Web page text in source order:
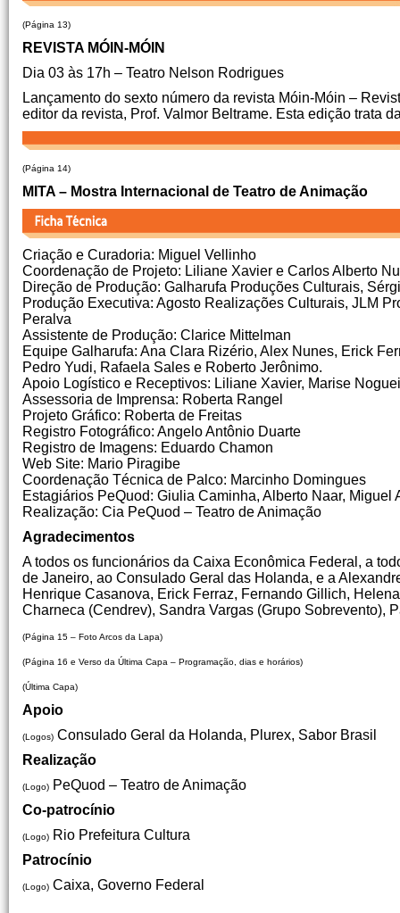
(Página 13)
REVISTA MÓIN-MÓIN
Dia 03 às 17h – Teatro Nelson Rodrigues
Lançamento do sexto número da revista Móin-Móin –
editor da revista, Prof. Valmor Beltrame. Esta edição trata
(Página 14)
MITA – Mostra Internacional de Teatro de Animação
Criação e Curadoria: Miguel Vellinho
Coordenação de Projeto: Liliane Xavier e Carlos Alberto
Direção de Produção: Galharufa Produções Culturais,
Produção Executiva: Agosto Realizações Culturais, JLM
Peralva
Assistente de Produção: Clarice Mittelman
Equipe Galharufa: Ana Clara Rizério, Alex Nunes, Erick
Pedro Yudi, Rafaela Sales e Roberto Jerônimo.
Apoio Logístico e Receptivos: Liliane Xavier, Marise
Assessoria de Imprensa: Roberta Rangel
Projeto Gráfico: Roberta de Freitas
Registro Fotográfico: Angelo Antônio Duarte
Registro de Imagens: Eduardo Chamon
Web Site: Mario Piragibe
Coordenação Técnica de Palco: Marcinho Domingues
Estagiários PeQuod: Giulia Caminha, Alberto Naar, Miguel
Realização: Cia PeQuod – Teatro de Animação
Agradecimentos
A todos os funcionários da Caixa Econômica Federal, a
de Janeiro, ao Consulado Geral das Holanda, e a
Henrique Casanova, Erick Ferraz, Fernando Gillich,
Charneca (Cendrev), Sandra Vargas (Grupo Sobrevento),
(Página 15 – Foto Arcos da Lapa)
(Página 16 e Verso da Última Capa – Programação, dias e horários)
(Última Capa)
Apoio
(Logos) Consulado Geral da Holanda, Plurex, Sabor Brasil
Realização
(Logo) PeQuod – Teatro de Animação
Co-patrocínio
(Logo) Rio Prefeitura Cultura
Patrocínio
(Logo) Caixa, Governo Federal